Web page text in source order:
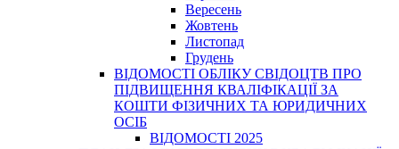
Вересень
Жовтень
Листопад
Грудень
ВІДОМОСТІ ОБЛІКУ СВІДОЦТВ ПРО
ПІДВИЩЕННЯ КВАЛІФІКАЦІЇ ЗА
КОШТИ ФІЗИЧНИХ ТА ЮРИДИЧНИХ
ОСІБ
ВІДОМОСТІ 2025